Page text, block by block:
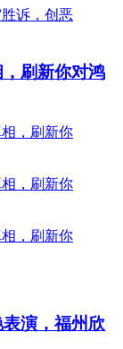
刷新你对鸿
演，福州欣